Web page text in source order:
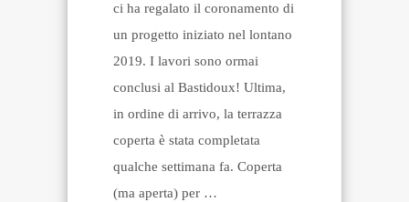
ci ha regalato il coronamento di
un progetto iniziato nel lontano
2019. I lavori sono ormai
conclusi al Bastidoux! Ultima,
in ordine di arrivo, la terrazza
coperta è stata completata
qualche settimana fa. Coperta
(ma aperta) per …